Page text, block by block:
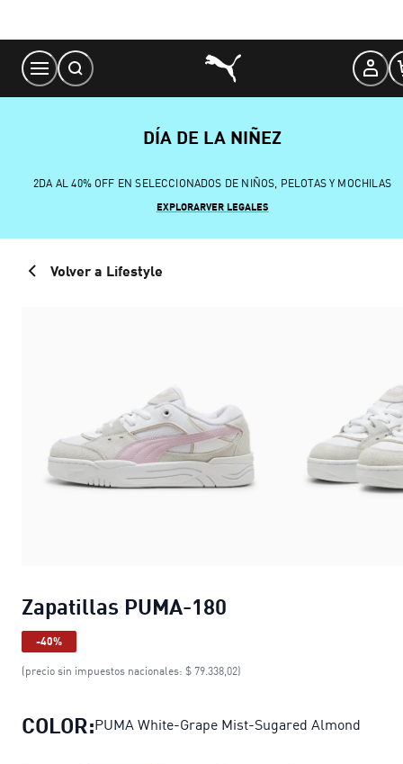
Content
DÍA DE LA NIÑEZ
2DA AL 40% OFF EN SELECCIONADOS DE NIÑOS, PELOTAS Y MOCHILAS
EXPLORARVER LEGALES
Volver a Lifestyle
Zapatillas PUMA-180
-40%
(precio sin impuestos nacionales: $ 79.338,02)
COLOR:PUMA White-Grape Mist-Sugared Almond